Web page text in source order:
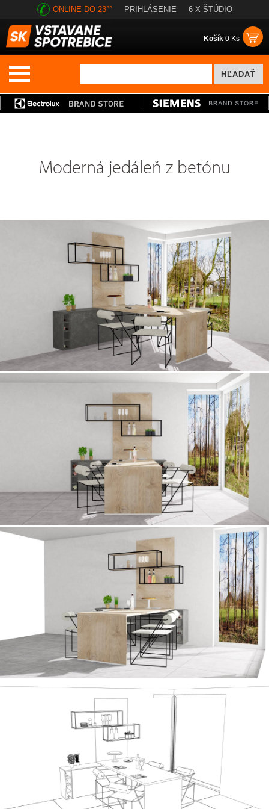
ONLINE DO 23°° PRIHLÁSENIE 6 X ŠTÚDIO
Košík 0 Ks
Moderná jedáleň z betónu